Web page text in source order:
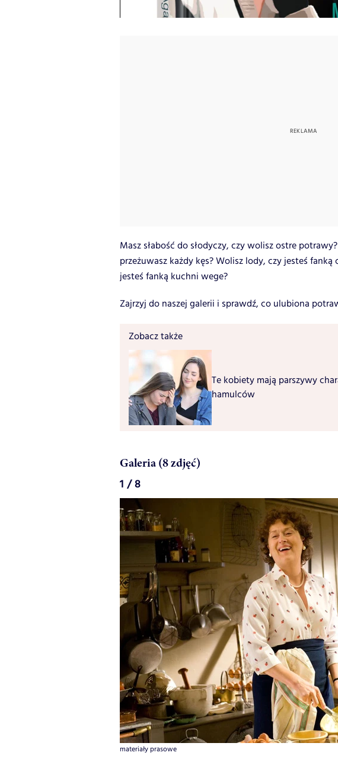
Masz słabość do słodyczy, czy wolisz ostre
przeżuwasz każdy kęs? Wolisz lody, czy jesteś
jesteś fanką kuchni wege?
Zajrzyj do naszej galerii i sprawdź, co ulubiona
Zobacz także
Te kobiety mają parszywy
hamulców
Galeria (8 zdjęć)
1 / 8
materiały prasowe